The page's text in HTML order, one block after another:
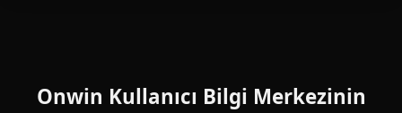
Onwin Kullanıcı Bilgi Merkezinin